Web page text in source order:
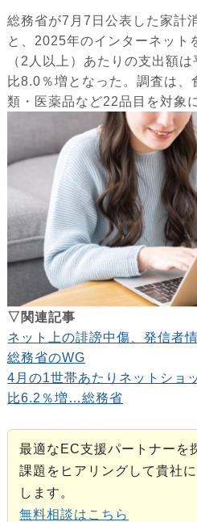
総務省が7月7日公表した家計
と、2025年のインターネット
（2人以上）あたりの支出額
比8.0％増となった。調査は、
類・医薬品など22品目を対象
▽関連記事
ネット上の誹謗中傷、発信者
総務省のWG
4月の1世帯あたりネットショ
比6.2％増…総務省
最適なEC支援パートナーを
課題をヒアリングして貴社
します。
無料相談はこちら